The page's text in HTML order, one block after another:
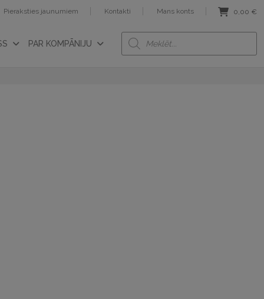
Pieraksties jaunumiem Kontakti Mans konts 0,00 €
PAR KOMPĀNIJU
Products
search